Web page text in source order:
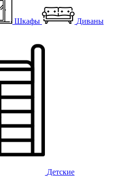
Шкафы Диваны
Детские